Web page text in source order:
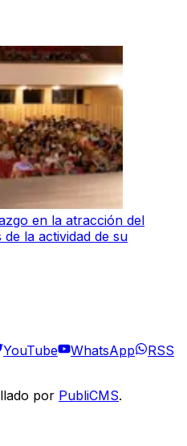
en la atracción del
la actividad de su
YouTube WhatsApp RSS
por PubliCMS.